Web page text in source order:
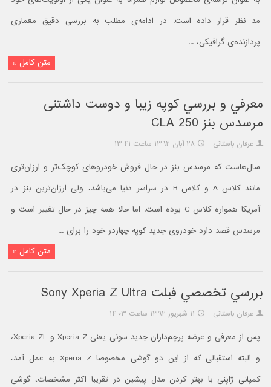
مد نظر قرار داده است. در ادامه‌ی مطلب به بررسی دقیق معماری
پردازنده‌ی گرافیکی، ...
متن کامل »
معرفي و بررسي کوپه زیبا و دوست داشتنی
مرسدس بنز CLA 250
عرفان باستانی ۲۸ آبان ۱۳۹۲ ساعت ۱۳:۴۱
سال‌هاست که مرسدس بنز در حال فروش خودروهای کوچک‌تر و ارزان‌تری
مانند کلاس A و کلاس B در سراسر دنیا می‌باشد، ولی ارزان‌ترین بنز در
آمریکا همواره کلاس C بوده است. اما حالا همه چیز در حال تغییر است و
مرسدس قصد دارد خودروی جدید کوپه چهاردر خود را برای ...
متن کامل »
بررسي تخصصي فبلت Sony Xperia Z Ultra
عرفان باستانی ۱۱ شهریور ۱۳۹۲ ساعت ۱۴:۰۳
پس از معرفی و عرضه پرچم‌داران جدید سونی یعنی Xperia Z و Xperia ZL،
و البته استقبالی که از این دو گوشی مخصوصا Xperia Z به عمل آمد،
کمپانی ژاپنی با بهتر کردن مدل پیشین در تقریبا اکثر مشخصات، گوشی